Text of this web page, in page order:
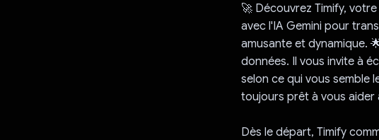
🚀 Découvrez Timify,
avec l'IA Gemini pour
amusante et dynamique.
données. Il vous invite à
selon ce qui vous semble
toujours prêt à vous
Dès le départ, Timify